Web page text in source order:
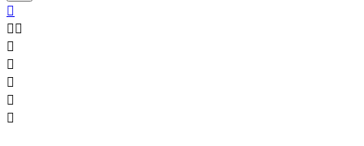

 




